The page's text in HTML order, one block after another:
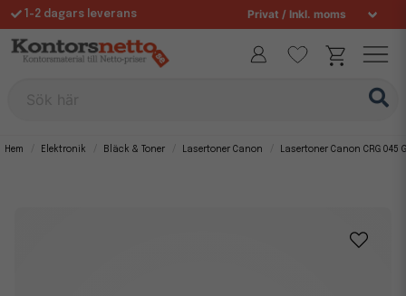
1-2 dagars leverans
Fri frakt över 995 kr
Hem Elektronik Bläck & Toner Lasertoner Canon Lasertoner Canon CRG 045